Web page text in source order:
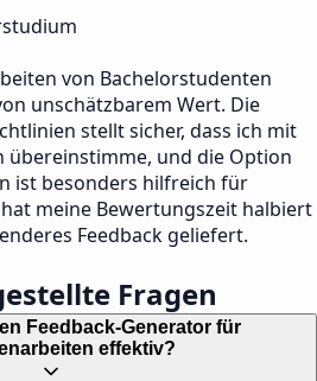
von Bachelorstudenten
unschätzbarem Wert. Die
stellt sicher, dass ich mit
und die Option
ist besonders hilfreich für
meine Bewertungszeit halbiert
Feedback geliefert.
Fragen
Feedback-Generator für
effektiv?